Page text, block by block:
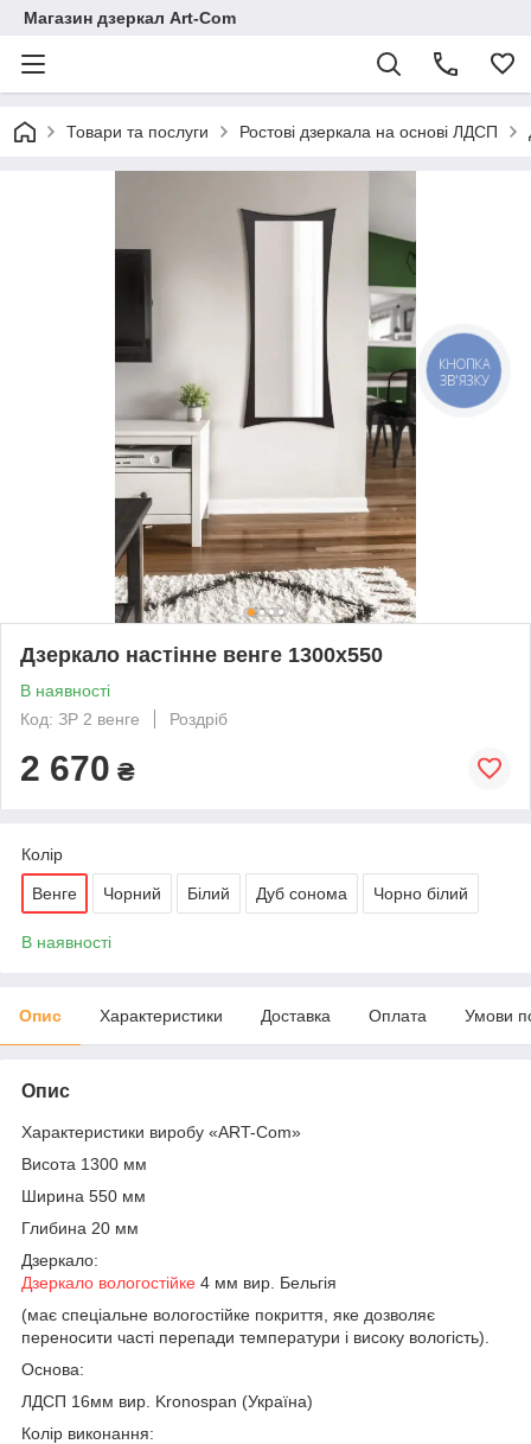
Магазин дзеркал Art-Com
Товари та послуги Ростові дзеркала на основі ЛДСП
Дзеркало настінне венге 1300х550
В наявності
Код: ЗР 2 венге
Роздріб
2 670 ₴
Колір
Венге Чорний Білий Дуб сонома Чорно білий
В наявності
Опис Характеристики Доставка Оплата Умови
Опис
Характеристики виробу «ART-Com»
Висота 1300 мм
Ширина 550 мм
Глибина 20 мм
Дзеркало:
Дзеркало вологостійке 4 мм вир. Бельгія
(має спеціальне вологостійке покриття, яке дозволяє
переносити часті перепади температури і високу вологість).
Основа:
ЛДСП 16мм вир. Kronospan (Україна)
Колір виконання:
КНОПКА
ЗВ'ЯЗКУ